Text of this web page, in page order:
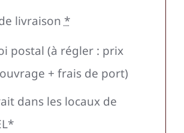
livraison *
postal (à régler : prix
+ frais de port)
dans les locaux de